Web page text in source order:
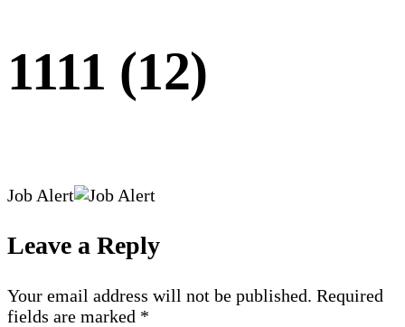
1111 (12)
Job Alert
Leave a Reply
Your email address will not be published. Required
fields are marked *